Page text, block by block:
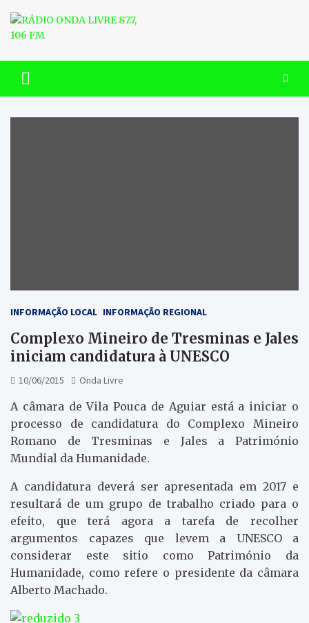
content
RÁDIO ONDA LIVRE 87.7, 106
FM
INFORMAÇÃO LOCAL INFORMAÇÃO REGIONAL
Complexo Mineiro de Tresminas e Jales
iniciam candidatura à UNESCO
10/06/2015 Onda Livre
A câmara de Vila Pouca de Aguiar está a iniciar o
processo de candidatura do Complexo Mineiro
Romano de Tresminas e Jales a Património
Mundial da Humanidade.
A candidatura deverá ser apresentada em 2017 e
resultará de um grupo de trabalho criado para o
efeito, que terá agora a tarefa de recolher
argumentos capazes que levem a UNESCO a
considerar este sitio como Património da
Humanidade, como refere o presidente da câmara
Alberto Machado.